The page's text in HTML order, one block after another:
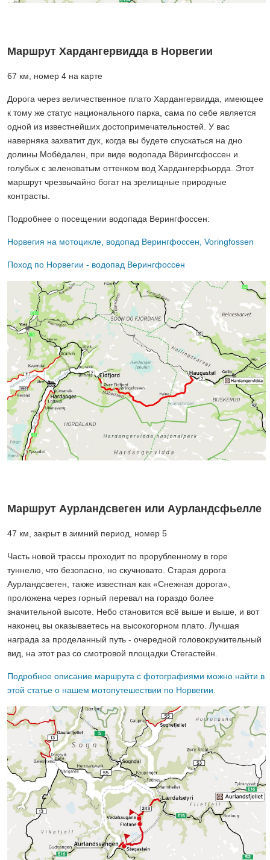
Маршрут Хардангервидда в Норвегии
67 км, номер 4 на карте
Дорога через величественное плато Хардангервидда, имеющее
к тому же статус национального парка, сама по себе является
одной из известнейших достопримечательностей. У вас
наверняка захватит дух, когда вы будете спускаться на дно
долины Мобёдален, при виде водопада Вёрингсфоссен и
голубых с зеленоватым оттенком вод Хардангерфьорда. Этот
маршрут чрезвычайно богат на зрелищные природные
контрасты.
Подробнее о посещении водопада Верингфоссен:
Норвегия на мотоцикле, водопад Верингфоссен, Voringfossen
Поход по Норвегии - водопад Верингфоссен
Маршрут Аурландсвеген или Аурландсфьелле
47 км, закрыт в зимний период, номер 5
Часть новой трассы проходит по прорубленному в горе
туннелю, что безопасно, но скучновато. Старая дорога
Аурландсвеген, также известная как «Снежная дорога»,
проложена через горный перевал на гораздо более
значительной высоте. Небо становится всё выше и выше, и вот
наконец вы оказываетесь на высокогорном плато. Лучшая
награда за проделанный путь - очередной головокружительный
вид, на этот раз со смотровой площадки Стегастейн.
Подробное описание маршрута с фотографиями можно найти в
этой статье о нашем мотопутешествии по Норвегии.